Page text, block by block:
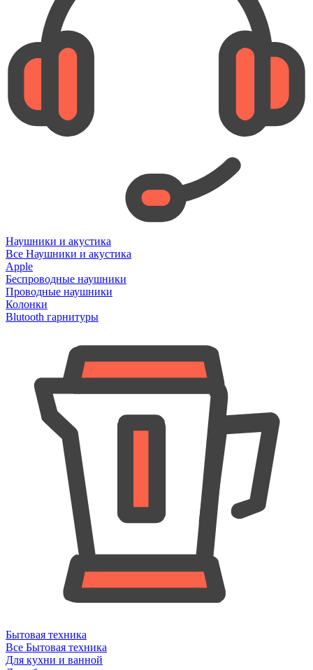
Наушники и акустика
Все Наушники и акустика
Apple
Беспроводные наушники
Проводные наушники
Колонки
Blutooth гарнитуры
Бытовая техника
Все Бытовая техника
Для кухни и ванной